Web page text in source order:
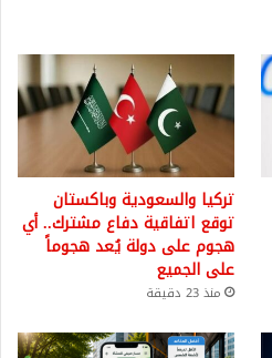
تركيا والسعودية وباكستان
توقع اتفاقية دفاع مشترك.. أي
هجوم على دولة يُعد هجوماً
على الجميع
منذ 23 دقيقة